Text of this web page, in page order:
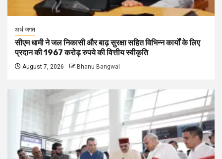
अर्थ जगत
सीएम धामी ने जल निकासी और बाढ़ सुरक्षा सहित विभिन्न कार्यों के लिए
प्रदान की 1967 करोड़ रुपये की वित्तीय स्वीकृति
August 7, 2026 Bhanu Bangwal